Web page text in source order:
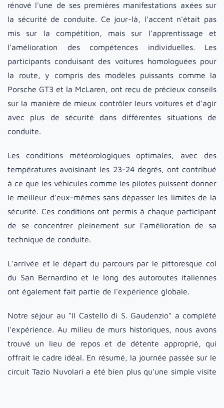
rénové l'une de ses premières manifestations axées sur
la sécurité de conduite. Ce jour-là, l'accent n'était pas
mis sur la compétition, mais sur l'apprentissage et
l'amélioration des compétences individuelles. Les
participants conduisant des voitures homologuées pour
la route, y compris des modèles puissants comme la
Porsche GT3 et la McLaren, ont reçu de précieux conseils
sur la manière de mieux contrôler leurs voitures et d'agir
avec plus de sécurité dans différentes situations de
conduite.
Les conditions météorologiques optimales, avec des
températures avoisinant les 23-24 degrés, ont contribué
à ce que les véhicules comme les pilotes puissent donner
le meilleur d'eux-mêmes sans dépasser les limites de la
sécurité. Ces conditions ont permis à chaque participant
de se concentrer pleinement sur l'amélioration de sa
technique de conduite.
L'arrivée et le départ du parcours par le pittoresque col
du San Bernardino et le long des autoroutes italiennes
ont également fait partie de l'expérience globale.
Notre séjour au "Il Castello di S. Gaudenzio" a complété
l'expérience. Au milieu de murs historiques, nous avons
trouvé un lieu de repos et de détente approprié, qui
offrait le cadre idéal. En résumé, la journée passée sur le
circuit Tazio Nuvolari a été bien plus qu'une simple visite